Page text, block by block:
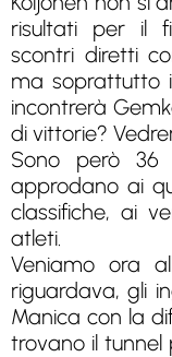
risultati per il
scontri diretti
ma soprattutto
incontrerà
di vittorie?
Sono però
approdano ai
classifiche, ai
atleti.
Veniamo ora
riguardava, gli
Manica con la
trovano il tunnel